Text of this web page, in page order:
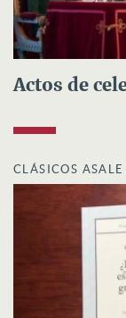
Actos de
CLÁSICOS ASALE